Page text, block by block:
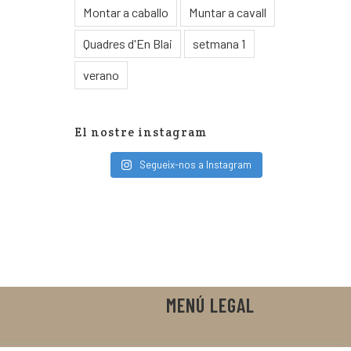
Montar a caballo Muntar a cavall
Quadres d'En Blai setmana 1
verano
El nostre instagram
Segueix-nos a Instagram
MENÚ LEGAL